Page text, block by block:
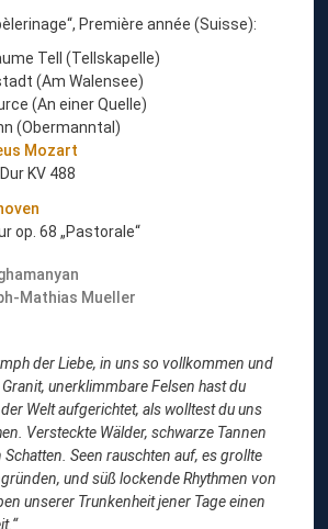
Première année (Suisse):
Tell (Tellskapelle)
(Am Walensee)
(An einer Quelle)
(Obermanntal)
Mozart
KV 488
op. 68 „Pastorale“
Mathias Mueller
der Liebe, in uns so vollkommen und
unerklimmbare Felsen hast du
Welt aufgerichtet, als wolltest du uns
Versteckte Wälder, schwarze Tannen
Schatten. Seen rauschten auf, es grollte
und süß lockende Rhythmen von
unserer Trunkenheit jener Tage einen